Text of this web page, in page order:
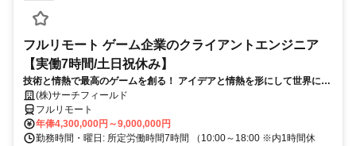
フルリモート ゲーム企業のクライアントエンジニア
【実働7時間/土日祝休み】
技術と情熱で最高のゲームを創る！ アイデアと情熱を形にして世界に送
り出そう！
(株)サーチフィールド
フルリモート
年俸4,300,000円～9,000,000円
勤務時間・曜日: 所定労働時間7時間 （10:00～18:00 ※内1時間休